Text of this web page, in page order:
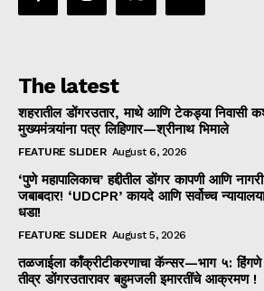
The latest
शहरातील डोंगरउतार, माथे आणि टेकड्या निवासी
मुख्यमंत्र्यांना पत्र लिहिणार—श्रीनाथ भिमाले
FEATURE SLIDER August 6, 2026
‘पुणे महापालिकाच’ हद्दीतील डोंगर कापणी आणि
जबाबदार! ‘UDCPR’ कायदे आणि सर्वोच्च
धडा!
FEATURE SLIDER August 5, 2026
तळजाईला काँक्रीटीकरणाचा कॅन्सर—भाग ५:
तीव्र डोंगरउतारावर बहुमजली इमारतींचे आक्रमण !